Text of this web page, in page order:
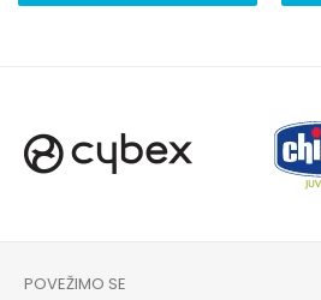
POVEŽIMO SE